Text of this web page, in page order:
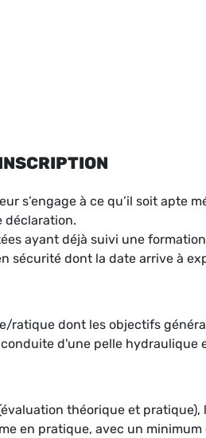
s’engage à ce qu’il soit apte
déclaration.
ayant déjà suivi une
sécurité dont la date arrive à
ratique dont les objectifs
d'une pelle hydraulique
théorique et pratique),
en pratique, avec un minimum